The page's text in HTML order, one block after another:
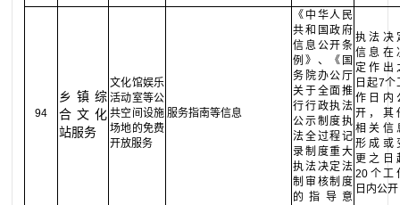
94
乡镇综
合文化
站服务
文化馆娱乐
活动室等公
共空间设施
场地的免费
开放服务
服务指南等信息
《中华人民
共和国政府
信息公开条
例》、《国
务院办公厅
关于全面推
行行政执法
公示制度执
法全过程记
录制度重大
执法决定法
制审核制度
的指导意
执法决
信息在
定作出
日起7个
作日内
开，其
相关信
形成或
更之日
20个工
日内公开